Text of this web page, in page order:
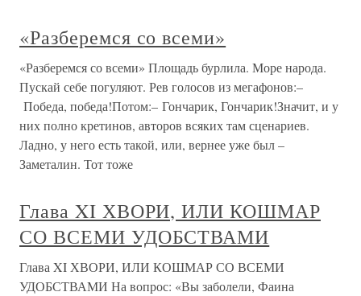
«Разберемся со всеми»
«Разберемся со всеми» Площадь бурлила. Море народа.
Пускай себе погуляют. Рев голосов из мегафонов:–
Победа, победа!Потом:– Гончарик, Гончарик!Значит, и у
них полно кретинов, авторов всяких там сценариев.
Ладно, у него есть такой, или, вернее уже был –
Заметалин. Тот тоже
Глава XI ХВОРИ, ИЛИ КОШМАР
СО ВСЕМИ УДОБСТВАМИ
Глава XI ХВОРИ, ИЛИ КОШМАР СО ВСЕМИ
УДОБСТВАМИ На вопрос: «Вы заболели, Фаина